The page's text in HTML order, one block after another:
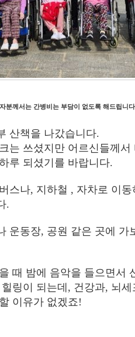
분께서는 간병비는 부담이 없도록 해드립니
산책을 나갔습니다.
는 쓰셨지만 어르신들께
루 되셨기를 바랍니다.
스나, 지하철 , 자차로 이
.
운동장, 공원 같은 곳에 가
때 밤에 음악을 들으면서
힐링이 되는데 , 건강과, 뇌세
이유가 없겠죠!